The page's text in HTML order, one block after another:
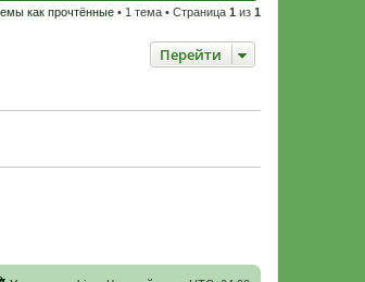
как прочтённые • 1 тема • Страница 1 из 1
Перейти